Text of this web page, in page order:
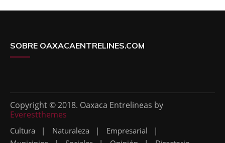
SOBRE OAXACAENTRELINES.COM
Copyright © 2018. Oaxaca Entrelineas by
Everestthemes
Cultura Naturaleza
Empresarial